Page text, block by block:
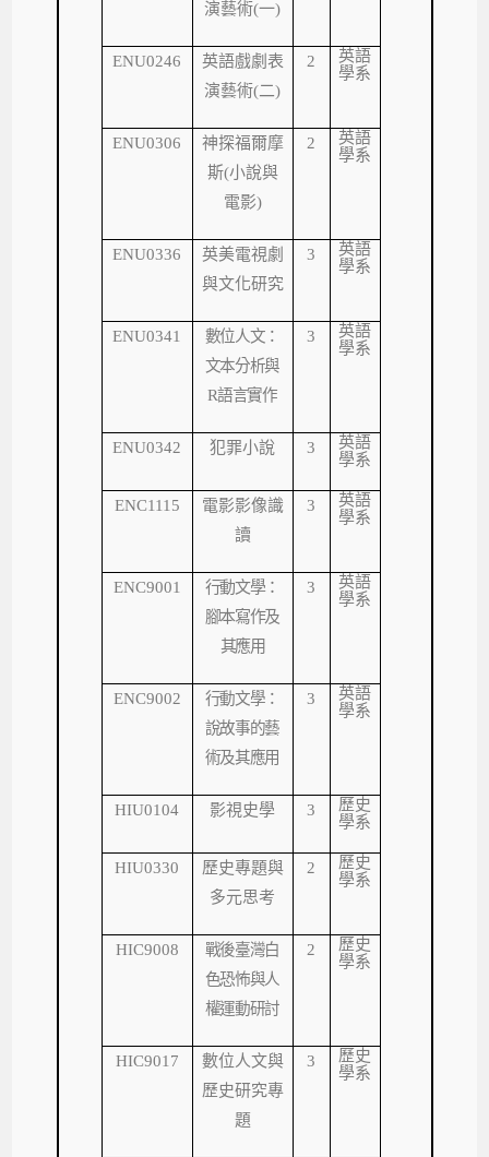
演藝術(一)
ENU0246
英語戲劇表
演藝術(二)
2
英語
學系
ENU0306
神探福爾摩
斯(小說與
電影)
2
英語
學系
ENU0336
英美電視劇
與文化研究
3
英語
學系
ENU0341
數位人文：
文本分析與
R語言實作
3
英語
學系
ENU0342 犯罪小說 3
英語
學系
ENC1115
電影影像識
讀
3
英語
學系
ENC9001
行動文學：
腳本寫作及
其應用
3
英語
學系
ENC9002
行動文學：
說故事的藝
術及其應用
3
英語
學系
HIU0104 影視史學 3
歷史
學系
HIU0330
歷史專題與
多元思考
2
歷史
學系
HIC9008
戰後臺灣白
色恐怖與人
權運動研討
2
歷史
學系
HIC9017
數位人文與
歷史研究專
題
3
歷史
學系